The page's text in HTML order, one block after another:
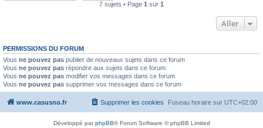
7 sujets • Page 1 sur 1
Aller
PERMISSIONS DU FORUM
Vous ne pouvez pas publier de nouveaux sujets dans ce forum
Vous ne pouvez pas répondre aux sujets dans ce forum
Vous ne pouvez pas modifier vos messages dans ce forum
Vous ne pouvez pas supprimer vos messages dans ce forum
www.casusno.fr Fuseau horaire sur UTC+02:00
Supprimer les cookies
Développé parphpBB® Forum Software © phpBB Limited